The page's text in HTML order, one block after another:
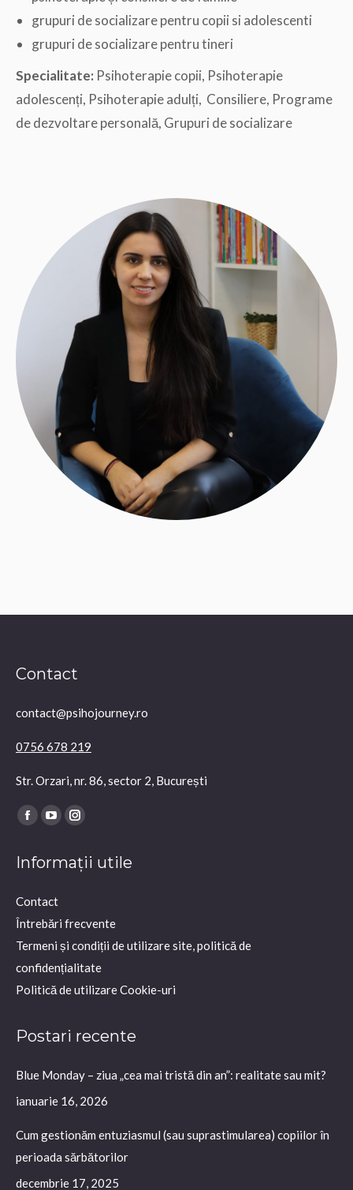
grupuri de socializare pentru copii si adolescenti
grupuri de socializare pentru tineri
Specialitate: Psihoterapie copii, Psihoterapie
adolescenți, Psihoterapie adulți, Consiliere, Programe
de dezvoltare personală, Grupuri de socializare
Contact
contact@psihojourney.ro
0756 678 219
Str. Orzari, nr. 86, sector 2, București
Find us on:
Facebook
opens
new
window
YouTube
opens
new
window
Instagram
opens
window
Informații utile
Contact
Întrebări frecvente
Termeni și condiții de utilizare site, politică de
confidențialitate
Politică de utilizare Cookie-uri
Postari recente
Blue Monday – ziua „cea mai tristă din an”: realitate sau mit?
ianuarie 16, 2026
Cum gestionăm entuziasmul (sau suprastimularea) copiilor în
perioada sărbătorilor
decembrie 17, 2025